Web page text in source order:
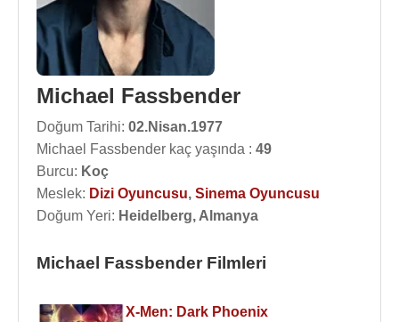
Michael Fassbender
Doğum Tarihi: 02.Nisan.1977
Michael Fassbender kaç yaşında : 49
Burcu: Koç
Meslek: Dizi Oyuncusu, Sinema Oyuncusu
Doğum Yeri: Heidelberg, Almanya
Michael Fassbender Filmleri
X-Men: Dark Phoenix